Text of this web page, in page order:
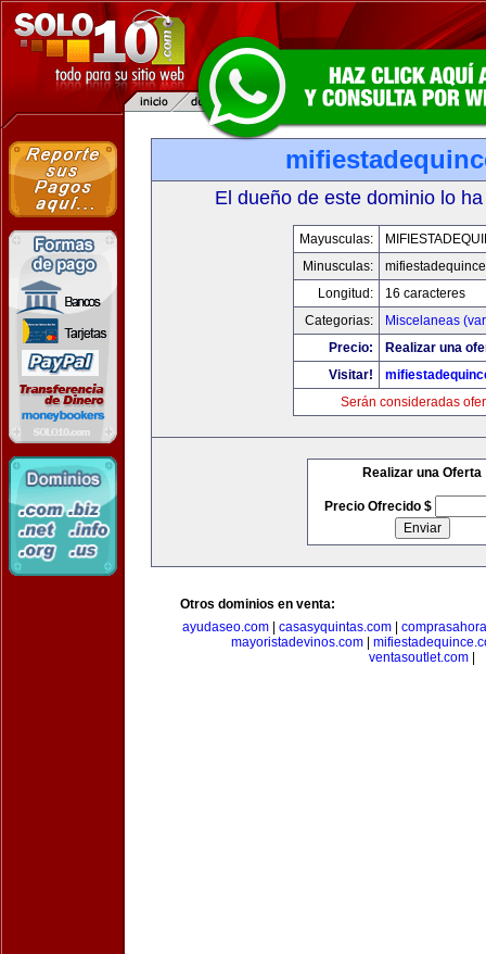
El dueño de este dominio lo
Mayusculas:
Minusculas:
Longitud:
16 caracteres
Categorias:
Miscelaneas
Precio:
Realizar una
Visitar!
Serán consideradas
Realizar una Oferta
Precio Ofrecido $
Otros dominios en venta:
ayudaseo.com
casasyquintas.com
mayoristadevinos.com
ventasoutlet.com